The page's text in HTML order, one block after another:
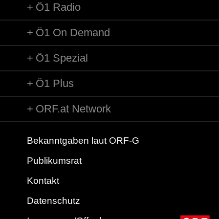
Ausführender/Ausführende: Margarethe Herbert
Ausführender/Ausführende: Melissa Coleman
Ausführender/Ausführende: Gudula Urban
Label: Monkey. MONLP026
Ö1 Radio
Ö1 On Demand
Ö1 Spezial
Ö1 Plus
ORF.at Network
Bekanntgaben laut ORF-G
Publikumsrat
Kontakt
Datenschutz